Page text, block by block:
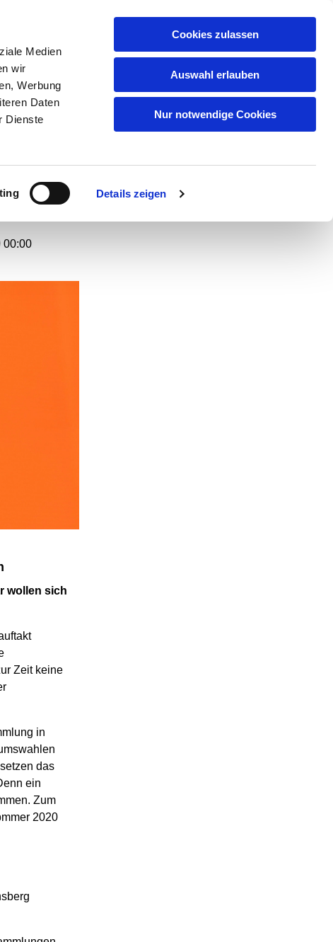
Medien
wir
Werbung
Daten
Dienste
Details zeigen
Cookies zulassen
Auswahl erlauben
Nur notwendige Cookies
ÜBER UNS FAQ
und
00:00
wollen sich
Zeit keine
in
das
ein
Zum
2020